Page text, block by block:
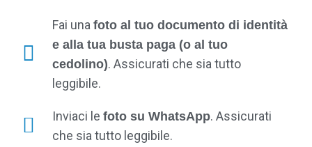
Fai una foto al tuo documento di identità
e alla tua busta paga (o al tuo
cedolino). Assicurati che sia tutto
leggibile.
Inviaci le foto su WhatsApp. Assicurati
che sia tutto leggibile.